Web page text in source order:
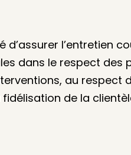
l’entretien
dans le respect des
au respect
de la